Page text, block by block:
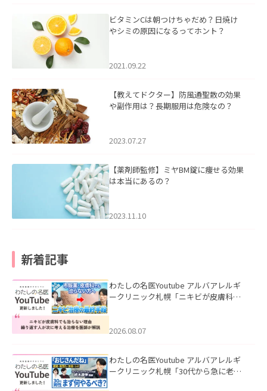
ビタミンCは朝つけちゃだめ？日焼け
やシミの原因になるってホント？
2021.09.22
【教えてドクター】防風通聖散の効果
や副作用は？長期服用は危険なの？
2023.07.27
【薬剤師監修】ミヤBM錠に痩せる効果
は本当にあるの？
2023.11.10
新着記事
わたしの名医Youtube アルバアレルギ
ークリニック札幌「ニキビが皮膚科で
ました。
2026.08.07
わたしの名医Youtube アルバアレルギ
ークリニック札幌「30代から急に老け